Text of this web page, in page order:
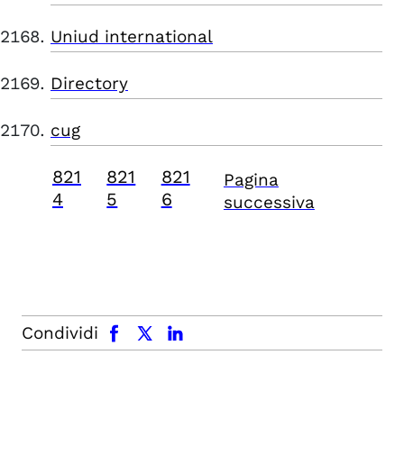
Uniud international
Directory
cug
821
4
821
5
821
6
Pagina
successiva
Condividi
facebook x.com linkedin